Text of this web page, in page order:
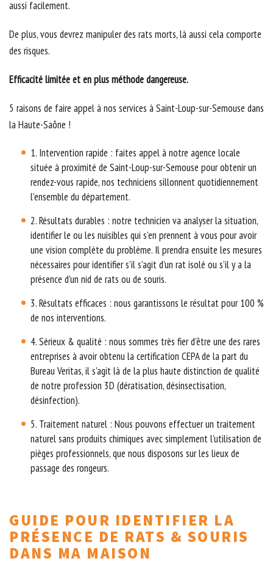
aussi facilement.
De plus, vous devrez manipuler des rats morts, là aussi cela comporte
des risques.
Efficacité limitée et en plus méthode dangereuse.
5 raisons de faire appel à nos services à Saint-Loup-sur-Semouse dans
la Haute-Saône !
1. Intervention rapide : faites appel à notre agence locale
située à proximité de Saint-Loup-sur-Semouse pour obtenir un
rendez-vous rapide, nos techniciens sillonnent quotidiennement
l’ensemble du département.
2. Résultats durables : notre technicien va analyser la situation,
identifier le ou les nuisibles qui s’en prennent à vous pour avoir
une vision complète du problème. Il prendra ensuite les mesures
nécessaires pour identifier s’il s’agit d’un rat isolé ou s’il y a la
présence d’un nid de rats ou de souris.
3. Résultats efficaces : nous garantissons le résultat pour 100 %
de nos interventions.
4. Sérieux & qualité : nous sommes très fier d’être une des rares
entreprises à avoir obtenu la certification CEPA de la part du
Bureau Veritas, il s’agit là de la plus haute distinction de qualité
de notre profession 3D (dératisation, désinsectisation,
désinfection).
5. Traitement naturel : Nous pouvons effectuer un traitement
naturel sans produits chimiques avec simplement l’utilisation de
pièges professionnels, que nous disposons sur les lieux de
passage des rongeurs.
GUIDE POUR IDENTIFIER LA
PRÉSENCE DE RATS & SOURIS
DANS MA MAISON